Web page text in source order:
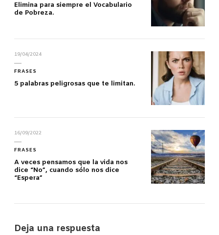
Elimina para siempre el Vocabulario
de Pobreza.
19/04/2024
FRASES
5 palabras peligrosas que te limitan.
16/09/2022
FRASES
A veces pensamos que la vida nos
dice “No”, cuando sólo nos dice
“Espera”
Deja una respuesta